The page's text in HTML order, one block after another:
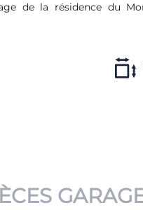
de la résidence du